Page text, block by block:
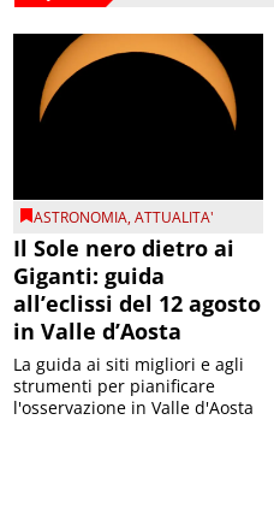
ASTRONOMIA,ATTUALITA'
Il Sole nero dietro ai
Giganti: guida
all’eclissi del 12 agosto
in Valle d’Aosta
La guida ai siti migliori e agli
strumenti per pianificare
l'osservazione in Valle d'Aosta